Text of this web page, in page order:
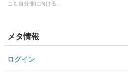
こも自分側に向ける...
メタ情報
ログイン